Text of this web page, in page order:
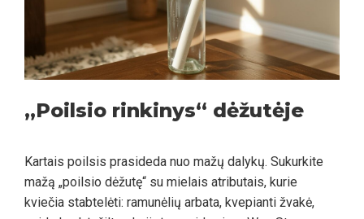
„Poilsio rinkinys“ dėžutėje
Kartais poilsis prasideda nuo mažų dalykų. Sukurkite
mažą „poilsio dėžutę“ su mielais atributais, kurie
kviečia stabtelėti: ramunėlių arbata, kvepianti žvakė,